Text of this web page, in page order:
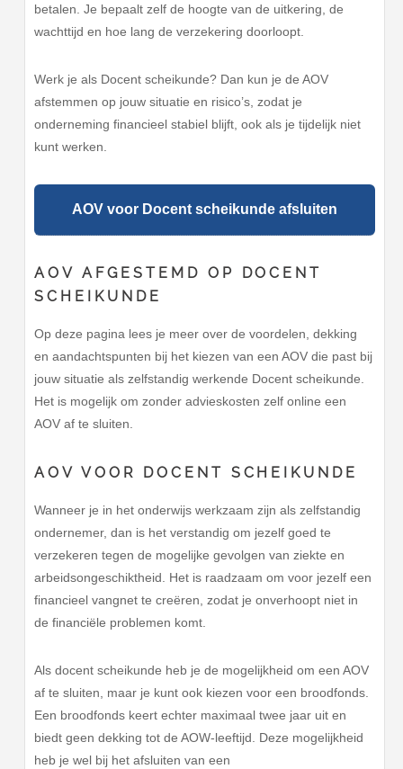
betalen. Je bepaalt zelf de hoogte van de uitkering, de
wachttijd en hoe lang de verzekering doorloopt.
Werk je als Docent scheikunde? Dan kun je de AOV
afstemmen op jouw situatie en risico’s, zodat je
onderneming financieel stabiel blijft, ook als je tijdelijk niet
kunt werken.
AOV voor Docent scheikunde afsluiten
AOV AFGESTEMD OP DOCENT
SCHEIKUNDE
Op deze pagina lees je meer over de voordelen, dekking
en aandachtspunten bij het kiezen van een AOV die past bij
jouw situatie als zelfstandig werkende Docent scheikunde.
Het is mogelijk om zonder advieskosten zelf online een
AOV af te sluiten.
AOV VOOR DOCENT SCHEIKUNDE
Wanneer je in het onderwijs werkzaam zijn als zelfstandig
ondernemer, dan is het verstandig om jezelf goed te
verzekeren tegen de mogelijke gevolgen van ziekte en
arbeidsongeschiktheid. Het is raadzaam om voor jezelf een
financieel vangnet te creëren, zodat je onverhoopt niet in
de financiële problemen komt.
Als docent scheikunde heb je de mogelijkheid om een AOV
af te sluiten, maar je kunt ook kiezen voor een broodfonds.
Een broodfonds keert echter maximaal twee jaar uit en
biedt geen dekking tot de AOW-leeftijd. Deze mogelijkheid
heb je wel bij het afsluiten van een